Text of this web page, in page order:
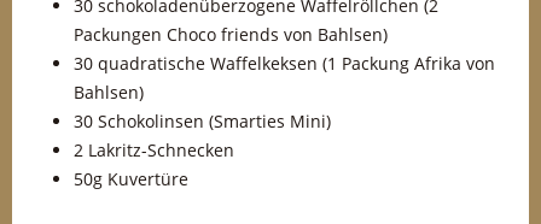
30 schokoladenüberzogene Waffelröllchen (2
Packungen Choco friends von Bahlsen)
30 quadratische Waffelkeksen (1 Packung Afrika von
Bahlsen)
30 Schokolinsen (Smarties Mini)
2 Lakritz-Schnecken
50g Kuvertüre